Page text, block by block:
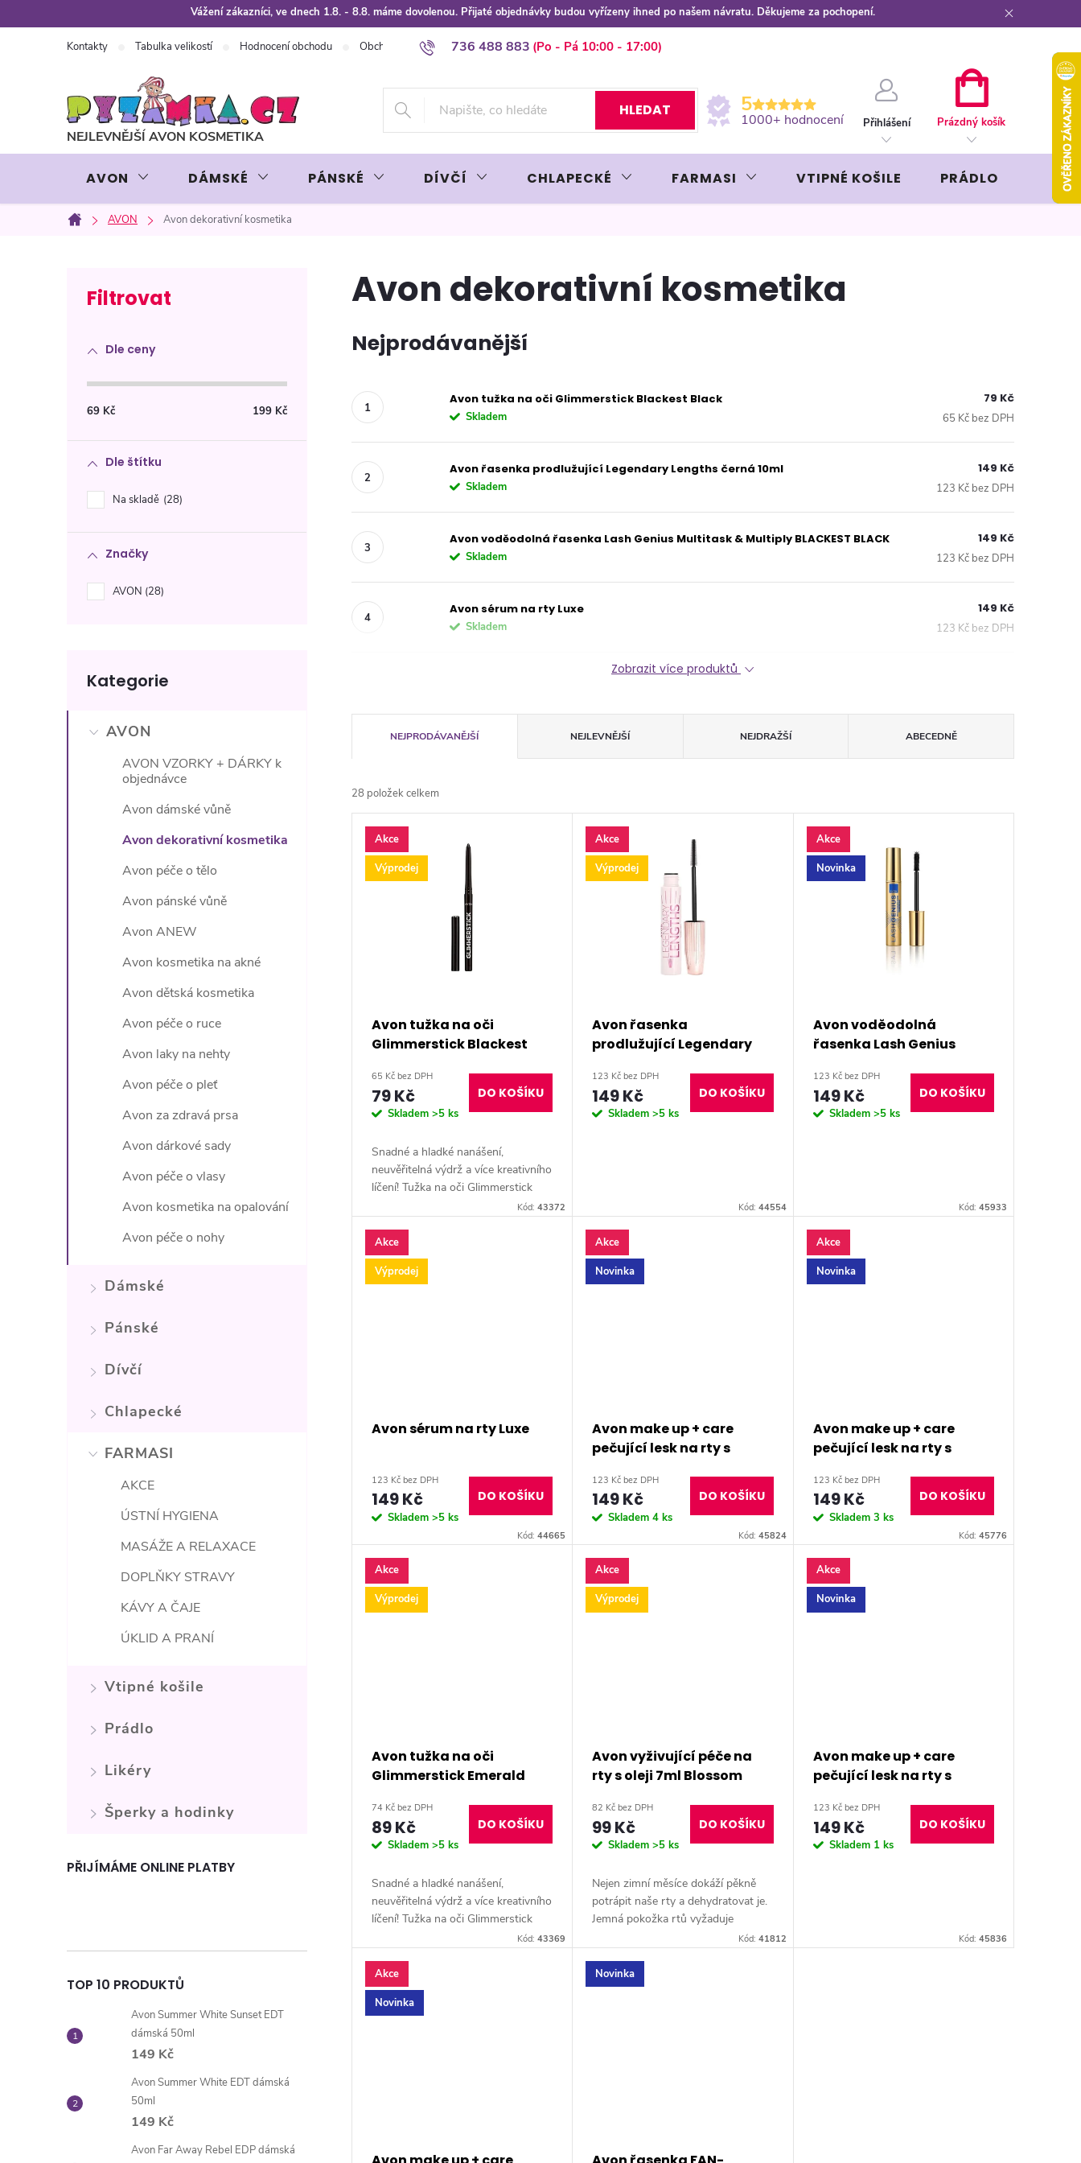
na
Vážení zákazníci, ve dnech 1.8. - 8.8. máme dovolenou. Přijaté objednávky budou vyřízeny ihned po našem návratu. Děkujeme za pochopení.
736 488 883
Kontakty Tabulka velikostí Hodnocení obchodu Obchodní podmínky Podmínky ochrany osobních údajů
HLEDAT 5
1000+ hodnocení Přihlášení
KOŠÍK
Prázdný košík
AVON DÁMSKÉ PÁNSKÉ DÍVČÍ CHLAPECKÉ FARMASI VTIPNÉ KOŠILE PRÁDLO
Domů
AVON Avon dekorativní kosmetika
r
n
Dle ceny
69 Kč 199 Kč
Dle štítku
Na skladě 28
Značky
AVON 28
kategorie
Kategorie
AVON
AVON VZORKY + DÁRKY k
objednávce
Avon dámské vůně
Avon dekorativní kosmetika
Avon péče o tělo
Avon pánské vůně
Avon ANEW
Avon kosmetika na akné
Avon dětská kosmetika
Avon péče o ruce
Avon laky na nehty
Avon péče o pleť
Avon za zdravá prsa
Avon dárkové sady
Avon péče o vlasy
Avon kosmetika na opalování
Avon péče o nohy
Dámské
Pánské
Dívčí
Chlapecké
FARMASI
AKCE
ÚSTNÍ HYGIENA
MASÁŽE A RELAXACE
DOPLŇKY STRAVY
KÁVY A ČAJE
ÚKLID A PRANÍ
Vtipné košile
Prádlo
Likéry
Šperky a hodinky
PŘIJÍMÁME ONLINE PLATBY
TOP 10 PRODUKTŮ
Avon Summer White Sunset EDT
dámská 50ml
149 Kč
Avon Summer White EDT dámská
50ml
149 Kč
Avon Far Away Rebel EDP dámská
Avon dekorativní kosmetika
Nejprodávanější
Avon tužka na oči Glimmerstick Blackest Black
Skladem
79 Kč
65 Kč bez DPH
Avon řasenka prodlužující Legendary Lengths černá 10ml
Skladem
149 Kč
123 Kč bez DPH
Avon voděodolná řasenka Lash Genius Multitask & Multiply BLACKEST BLACK
Skladem
149 Kč
123 Kč bez DPH
Avon sérum na rty Luxe
Skladem
149 Kč
123 Kč bez DPH
Zobrazit více produktů
a
z
e
n
t
ů
NEJPRODÁVANĚJŠÍ NEJLEVNĚJŠÍ NEJDRAŽŠÍ ABECEDNĚ
28 položek celkem
V
ý
k
Akce
Výprodej
Avon tužka na oči
Glimmerstick Blackest
65 Kč bez DPH
79 Kč
Skladem >5 ks
DO KOŠÍKU
Snadné a hladké nanášení,
neuvěřitelná výdrž a více kreativního
líčení! Tužka na oči Glimmerstick
s obsahem šípkového oleje pro
Více...
Kód:43372
Akce
Výprodej
Avon řasenka
prodlužující Legendary
123 Kč bez DPH
149 Kč
Skladem>5 ks
DO KOŠÍKU
Kód: 44554
Akce
Novinka
Avon voděodolná
řasenka Lash Genius
BLACKEST BLACK
123 Kč bez DPH
149 Kč
Skladem >5 ks
DO KOŠÍKU
Kód: 45933
Akce
Výprodej
Avon sérum na rty Luxe
123 Kč bez DPH
149 Kč
Skladem >5 ks
DO KOŠÍKU
Kód:44665
Akce
Novinka
Avon make up + care
pečující lesk na rty s
123 Kč bez DPH
149 Kč
Skladem4 ks
DO KOŠÍKU
Kód: 45824
Akce
Novinka
Avon make up + care
pečující lesk na rty s
123 Kč bez DPH
149 Kč
Skladem 3 ks
DO KOŠÍKU
Kód: 45776
Akce
Výprodej
Avon tužka na oči
Glimmerstick Emerald
74 Kč bez DPH
89 Kč
Skladem >5 ks
DO KOŠÍKU
Snadné a hladké nanášení,
neuvěřitelná výdrž a více kreativního
líčení! Tužka na oči Glimmerstick
s obsahem šípkového oleje pro
Více...
Kód:43369
Akce
Výprodej
Avon vyživující péče na
rty s oleji 7ml Blossom
82 Kč bez DPH
99 Kč
Skladem>5 ks
DO KOŠÍKU
Nejen zimní měsíce dokáží pěkně
potrápit naše rty a dehydratovat je.
Jemná pokožka rtů vyžaduje
intenzivní péči každý den. Malý
je obohacen o...
Kód: 41812
Akce
Novinka
Avon make up + care
pečující lesk na rty s
123 Kč bez DPH
149 Kč
Skladem 1 ks
DO KOŠÍKU
Kód: 45836
Akce
Novinka
Novinka